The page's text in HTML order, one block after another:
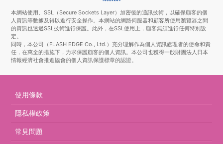
本網站使用、SSL（Secure Sockets Layer）加密後的通訊技術，以確保顧客的個
人資訊等數據及得以進行安全操作。本網站的網路伺服器和顧客所使用瀏覽器之間
的資訊也透過SSL技術進行保護。此外，在SSL使用上，顧客無須進行任何特別設
定。
同時，本公司（FLASH EDGE Co., Ltd.）充分理解作為個人資訊處理者的使命和責
任，在萬全的措施下，力求保護顧客的個人資訊。本公司也獲得一般財團法人日本
情報經濟社會推進協會的個人資訊保護標章的認證。
使用條款
隱私權政策
常見問題